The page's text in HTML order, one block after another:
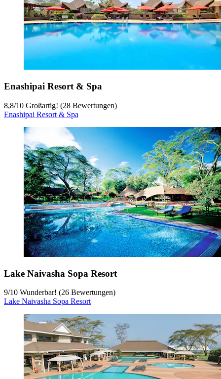
Enashipai Resort & Spa
8,8/10 Großartig! (28 Bewertungen)
Enashipai Resort & Spa
Lake Naivasha Sopa Resort
9/10 Wunderbar! (26 Bewertungen)
Lake Naivasha Sopa Resort